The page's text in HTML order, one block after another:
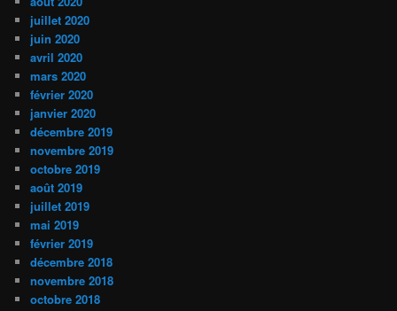
juillet 2020
juin 2020
avril 2020
mars 2020
février 2020
janvier 2020
décembre 2019
novembre 2019
octobre 2019
août 2019
juillet 2019
mai 2019
février 2019
décembre 2018
novembre 2018
octobre 2018